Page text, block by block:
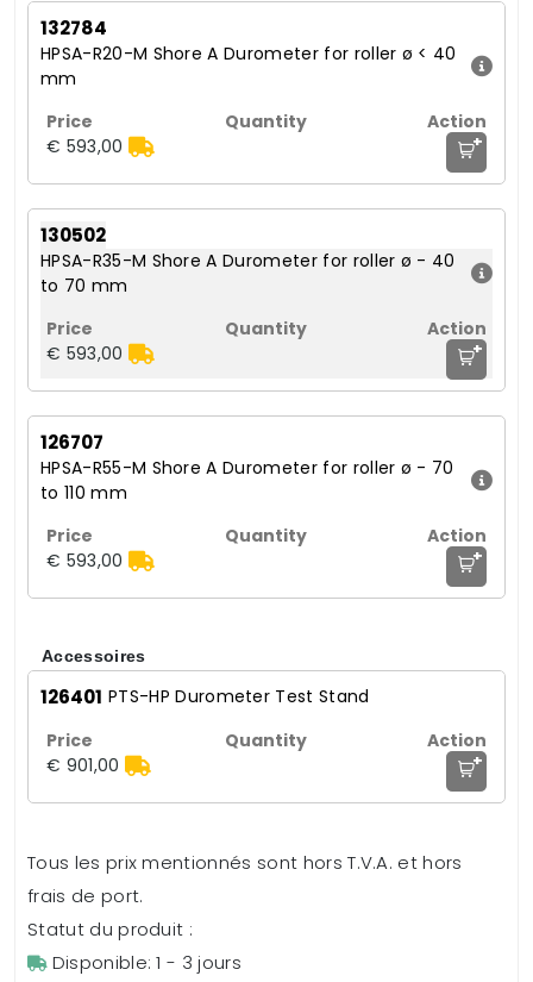
132784
HPSA-R20-M Shore A Durometer for roller ø < 40
mm
€ 593,00 +
130502
HPSA-R35-M Shore A Durometer for roller ø - 40
to 70 mm
€ 593,00 +
126707
HPSA-R55-M Shore A Durometer for roller ø - 70
to 110 mm
€ 593,00 +
Accessoires
126401 PTS-HP Durometer Test Stand
€ 901,00 +
Tous les prix mentionnés sont hors T.V.A. et hors
frais de port.
Statut du produit :
Disponible: 1 - 3 jours